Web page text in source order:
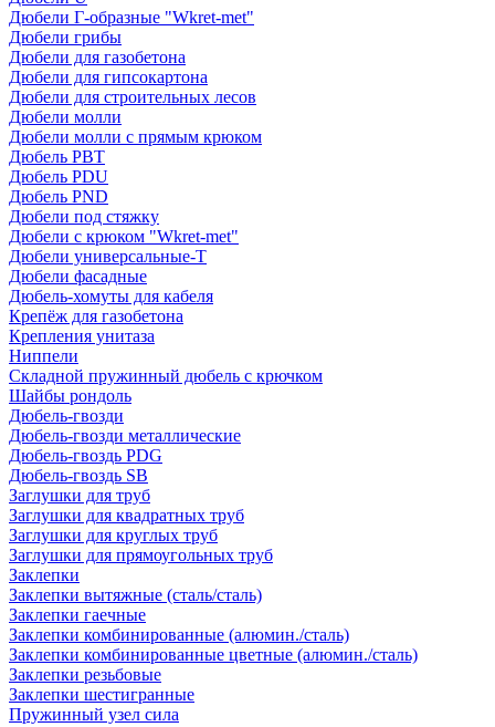
Дюбели Г-образные "Wkret-met"
Дюбели грибы
Дюбели для газобетона
Дюбели для гипсокартона
Дюбели для строительных лесов
Дюбели молли
Дюбели молли с прямым крюком
Дюбель PBT
Дюбель PDU
Дюбель PND
Дюбели под стяжку
Дюбели с крюком "Wkret-met"
Дюбели универсальные-Т
Дюбели фасадные
Дюбель-хомуты для кабеля
Крепёж для газобетона
Крепления унитаза
Ниппели
Складной пружинный дюбель с крючком
Шайбы рондоль
Дюбель-гвозди
Дюбель-гвозди металлические
Дюбель-гвоздь PDG
Дюбель-гвоздь SB
Заглушки для труб
Заглушки для квадратных труб
Заглушки для круглых труб
Заглушки для прямоугольных труб
Заклепки
Заклепки вытяжные (сталь/сталь)
Заклепки гаечные
Заклепки комбинированные (алюмин./сталь)
Заклепки комбинированные цветные (алюмин./сталь)
Заклепки резьбовые
Заклепки шестигранные
Пружинный узел сила